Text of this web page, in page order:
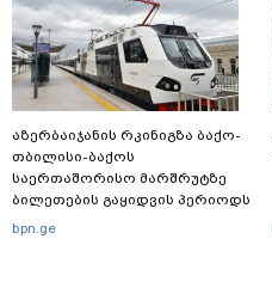
აზერბაიჯანის რკინიგზა ბაქო-
თბილისი-ბაქოს
საერთაშორისო მარშრუტზე
ბილეთების გაყიდვის პერიოდს
ახანგრძლივებს
bpn.ge